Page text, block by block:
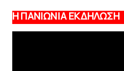
Η ΠΑΝΙΩΝΙΑ ΕΚΔΗΛΩΣΗ